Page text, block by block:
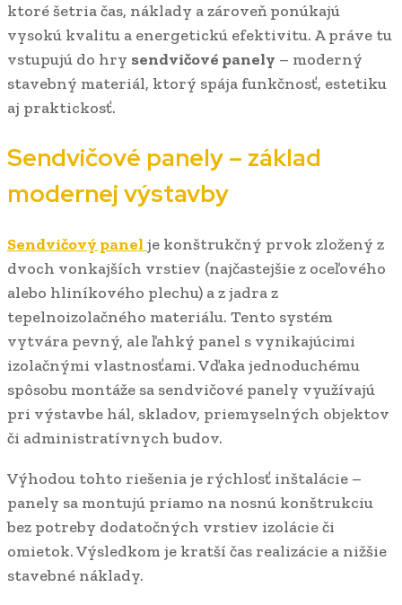
ktoré šetria čas, náklady a zároveň ponúkajú
vysokú kvalitu a energetickú efektivitu. A práve tu
vstupujú do hry sendvičové panely – moderný
stavebný materiál, ktorý spája funkčnosť, estetiku
aj praktickosť.
Sendvičové panely – základ
modernej výstavby
Sendvičový panel je konštrukčný prvok zložený z
dvoch vonkajších vrstiev (najčastejšie z oceľového
alebo hliníkového plechu) a z jadra z
tepelnoizolačného materiálu. Tento systém
vytvára pevný, ale ľahký panel s vynikajúcimi
izolačnými vlastnosťami. Vďaka jednoduchému
spôsobu montáže sa sendvičové panely využívajú
pri výstavbe hál, skladov, priemyselných objektov
či administratívnych budov.
Výhodou tohto riešenia je rýchlosť inštalácie –
panely sa montujú priamo na nosnú konštrukciu
bez potreby dodatočných vrstiev izolácie či
omietok. Výsledkom je kratší čas realizácie a nižšie
stavebné náklady.